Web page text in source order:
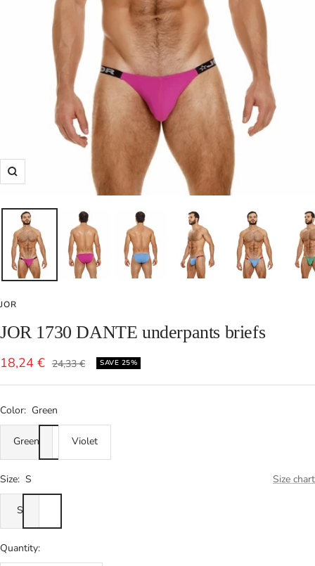
Zoom
JOR
JOR 1730 DANTE underpants briefs
Sale
price
18,24 € Regular
24,33 € SAVE 25%
Color: Green
Green Violet
Size: S Size chart
S
Quantity: